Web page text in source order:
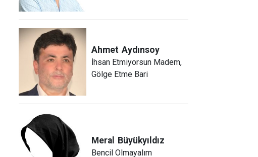
Ahmet Aydınsoy
İhsan Etmiyorsun Madem,
Gölge Etme Bari
Meral Büyükyıldız
Bencil Olmayalım